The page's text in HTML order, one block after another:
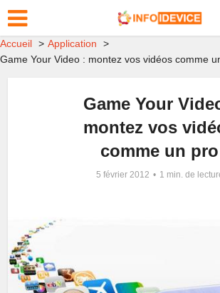
Accueil
Application
Game Your Video : montez vos vidéos comme
Game Your
montez vos
comme un pro
5 février 2012 1 min. de